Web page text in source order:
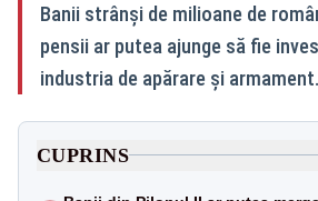
Banii strânși de milioane de
pensii ar putea ajunge să fie
industria de apărare și armament.
CUPRINS